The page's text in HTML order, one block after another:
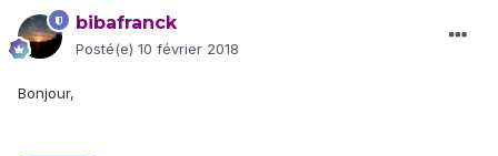
bibafranck
Posté(e) 10 février 2018
Bonjour,